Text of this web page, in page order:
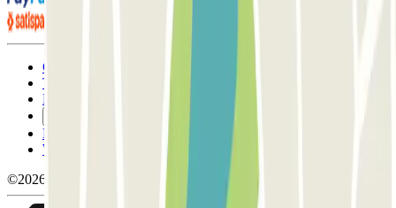
Condizioni contrattuali e di utilizzo
Termini di cancellazione
Politica sui cookies
Politica sulla privacy
Whistleblowing
©2026 Parclick. Tutti i diritti riservati